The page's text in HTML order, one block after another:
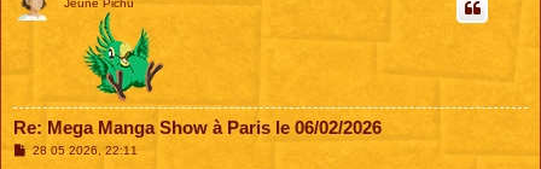
Jeune Pichu
Re: Mega Manga Show à Paris le 06/02/2026
M28 05 2026, 22:11